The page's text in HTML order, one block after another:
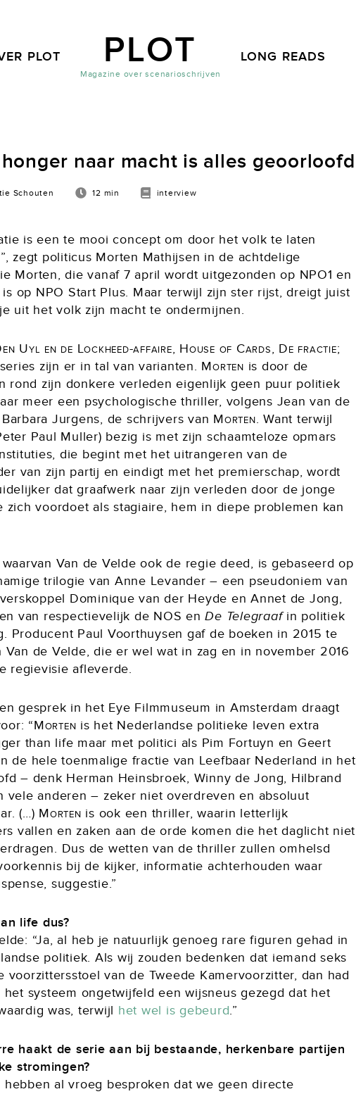
PLOT
Magazine over scenarioschrijven
PLOT LONG READS
naar macht is alles geoorloofd
Schouten 12 min interview
is een te mooi concept om door het volk te laten
zegt politicus Morten Mathijsen in de achtdelige
Morten, die vanaf 7 april wordt uitgezonden op NPO1 en
op NPO Start Plus. Maar terwijl zijn ster rijst, dreigt juist
uit het volk zijn macht te ondermijnen.
Uyl en de Lockheed-affaire, House of Cards, De fractie;
zijn er in tal van varianten. Morten is door de
rond zijn donkere verleden eigenlijk geen puur politiek
meer een psychologische thriller, volgens Jean van de
Jurgens, de schrijvers van Morten. Want terwijl
Paul Muller) bezig is met zijn schaamteloze opmars
die begint met het uitrangeren van de
van zijn partij en eindigt met het premierschap, wordt
dat graafwerk naar zijn verleden door de jonge
zich voordoet als stagiaire, hem in diepe problemen kan
Van de Velde ook de regie deed, is gebaseerd op
trilogie van Anne Levander – een pseudoniem van
Dominique van der Heyde en Annet de Jong,
van respectievelijk de NOS enDe Telegraafin politiek
Producent Paul Voorthuysen gaf de boeken in 2015 te
Van de Velde, die er wel wat in zag en in november 2016
regievisie afleverde.
gesprek in het Eye Filmmuseum in Amsterdam draagt
“Morten is het Nederlandse politieke leven extra
than life maar met politici als Pim Fortuyn en Geert
de hele toenmalige fractie van Leefbaar Nederland in het
– denk Herman Heinsbroek, Winny de Jong, Hilbrand
vele anderen – zeker niet overdreven en absoluut
(…) Morten is ook een thriller, waarin letterlijk
vallen en zaken aan de orde komen die het daglicht niet
Dus de wetten van de thriller zullen omhelsd
bij de kijker, informatie achterhouden waar
suggestie.”
life dus?
“Ja, al heb je natuurlijk genoeg rare figuren gehad in
politiek. Als wij zouden bedenken dat iemand seks
voorzittersstoel van de Tweede Kamervoorzitter, dan had
het systeem ongetwijfeld een wijsneus gezegd dat het
was, terwijl het wel is gebeurd.”
haakt de serie aan bij bestaande, herkenbare partijen
stromingen?
hebben al vroeg besproken dat we geen directe